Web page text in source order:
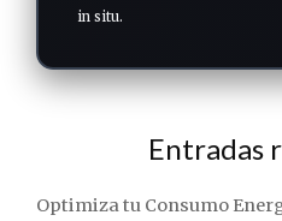
in situ.
Entradas
Optimiza tu Consumo